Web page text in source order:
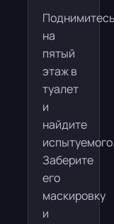
на
пятый
этаж в
туалет
и
найдите
Заберите
его
маскировку
и